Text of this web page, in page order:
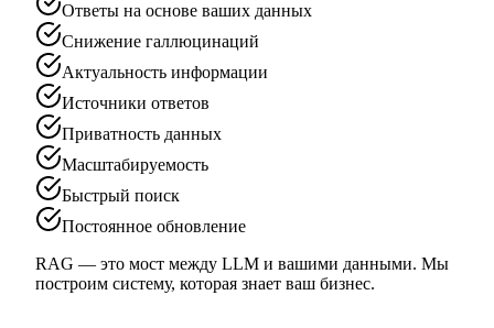
Ответы на основе ваших данных
Снижение галлюцинаций
Актуальность информации
Источники ответов
Приватность данных
Масштабируемость
Быстрый поиск
Постоянное обновление
RAG — это мост между LLM и вашими данными. Мы
построим систему, которая знает ваш бизнес.